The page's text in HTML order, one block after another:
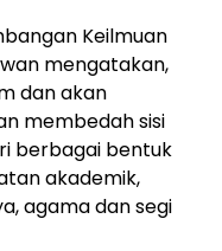
Keilmuan
mengatakan,
dan akan
membedah sisi
berbagai bentuk
akademik,
agama dan segi